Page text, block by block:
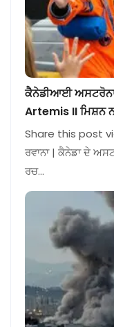
ਕੈਨੇਡੀਆਈ
Artemis II ਮਿਸ਼ਨ
Share this post
ਰਵਾਨਾ | ਕੈਨੇਡਾ ਦੇ
ਰਚ…